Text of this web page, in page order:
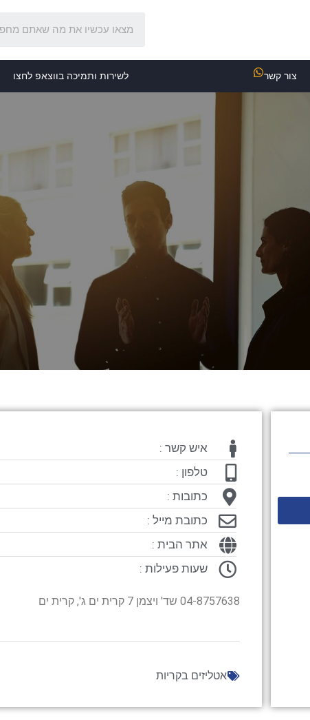
צור קשר לשירות ותמיכה בווצאפ לחצו
איש קשר :
טלפון :
כתובות :
כתובת מייל :
אתר הבית :
שעות פעילות :
04-8757638 שד' ויצמן 7 קרית ים ג', קרית ים
אטליזים בקריות